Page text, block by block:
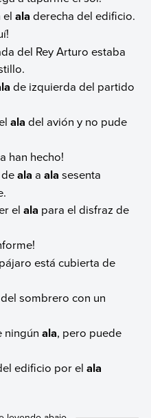
elala derecha del edificio.
del Rey Arturo estaba
de izquierda del partido
ala del avión y no pude
han hecho!
deala aala sesenta
elala para el disfraz de
está cubierta de
del sombrero con un
ningúnala, pero puede
edificio por elala